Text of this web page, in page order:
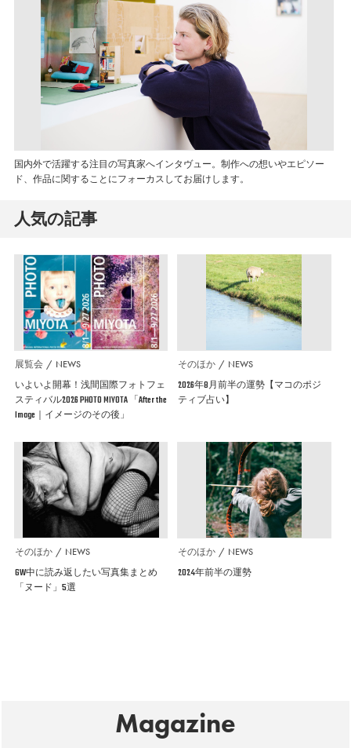
国内外で活躍する注目の写真家へインタヴュー。制作への想いやエピソー
ド、作品に関することにフォーカスしてお届けします。
人気の記事
展覧会 NEWS
いよいよ開幕！浅間国際フォトフェ
スティバル2026 PHOTO MIYOTA 「After the
Image｜イメージのその後」
そのほか NEWS
2026年8月前半の運勢【マコのポジ
ティブ占い】
そのほか NEWS
GW中に読み返したい写真集まとめ
「ヌード」5選
そのほか NEWS
2024年前半の運勢
Magazine